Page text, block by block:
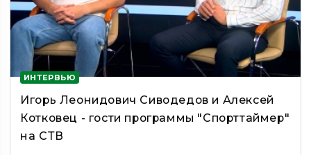
ИНТЕРВЬЮ
Игорь Леонидович Сиводедов и Алексей
Котковец - гости программы "Спорттаймер"
на СТВ